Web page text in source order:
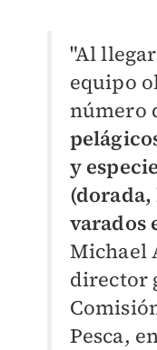
"Al
equipo
número
y
varados
Michael
director
Pesca,